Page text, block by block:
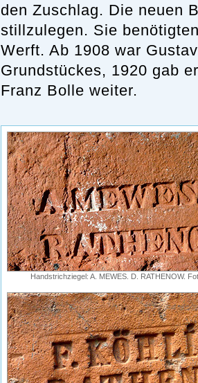
den Zuschlag. Die neuen
stillzulegen. Sie
Werft. Ab 1908 war
Grundstückes, 1920 gab
Franz Bolle weiter.
Handstrichziegel: A. MEWES. D. RATHENOW.